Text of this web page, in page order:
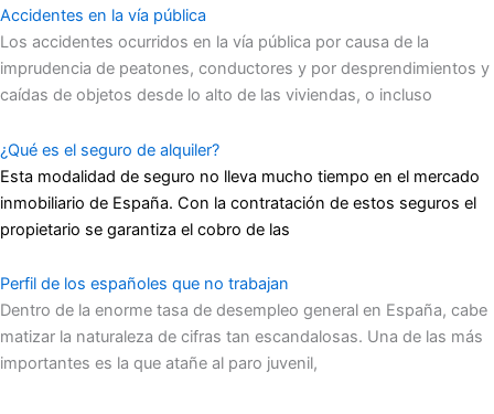
Accidentes en la vía pública
Los accidentes ocurridos en la vía pública por causa de la
imprudencia de peatones, conductores y por desprendimientos y
caídas de objetos desde lo alto de las viviendas, o incluso
¿Qué es el seguro de alquiler?
Esta modalidad de seguro no lleva mucho tiempo en el mercado
inmobiliario de España. Con la contratación de estos seguros el
propietario se garantiza el cobro de las
Perfil de los españoles que no trabajan
Dentro de la enorme tasa de desempleo general en España, cabe
matizar la naturaleza de cifras tan escandalosas. Una de las más
importantes es la que atañe al paro juvenil,